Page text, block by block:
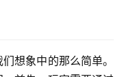
想象中的那么简单。